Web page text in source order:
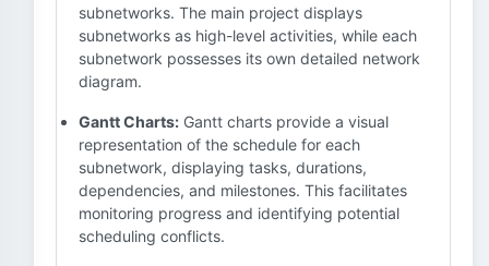
subnetworks. The main project displays
subnetworks as high-level activities, while each
subnetwork possesses its own detailed network
diagram.
Gantt Charts: Gantt charts provide a visual
representation of the schedule for each
subnetwork, displaying tasks, durations,
dependencies, and milestones. This facilitates
monitoring progress and identifying potential
scheduling conflicts.